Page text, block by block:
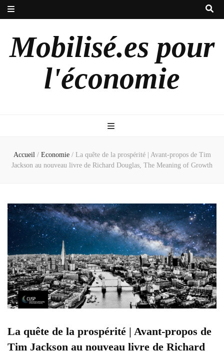
Mobilisé.es pour
l'économie
Accueil / Economie / La quête de la prospérité | Avant-propos de Tim
Jackson au nouveau livre de Richard Douglas, The Meaning of Growth
La quête de la prospérité | Avant-propos de
Tim Jackson au nouveau livre de Richard